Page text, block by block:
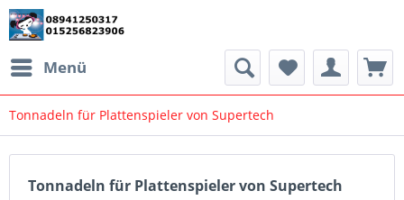
Menü
Tonnadeln für Plattenspieler von Supertech
Tonnadeln für Plattenspieler von Supertech